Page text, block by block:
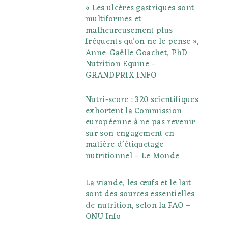
« Les ulcères gastriques sont
multiformes et
malheureusement plus
fréquents qu’on ne le pense »,
Anne-Gaëlle Goachet, PhD
Nutrition Equine –
GRANDPRIX INFO
Nutri-score : 320 scientifiques
exhortent la Commission
européenne à ne pas revenir
sur son engagement en
matière d’étiquetage
nutritionnel – Le Monde
La viande, les œufs et le lait
sont des sources essentielles
de nutrition, selon la FAO –
ONU Info